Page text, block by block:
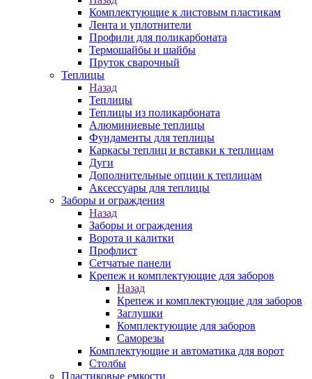
Комплектующие к листовым пластикам
Лента и уплотнители
Профили для поликарбоната
Термошайбы и шайбы
Пруток сварочный
Теплицы
Назад
Теплицы
Теплицы из поликарбоната
Алюминиевые теплицы
Фундаменты для теплицы
Каркасы теплиц и вставки к теплицам
Дуги
Дополнительные опции к теплицам
Аксессуары для теплицы
Заборы и ограждения
Назад
Заборы и ограждения
Ворота и калитки
Профлист
Сетчатые панели
Крепеж и комплектующие для заборов
Назад
Крепеж и комплектующие для заборов
Заглушки
Комплектующие для заборов
Саморезы
Комплектующие и автоматика для ворот
Столбы
Пластиковые емкости